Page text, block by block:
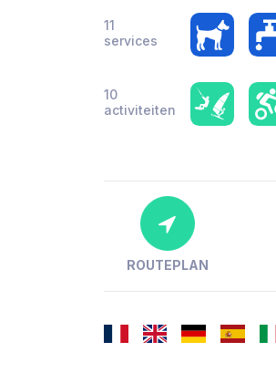
11
services
10
activiteiten
ROUTEPLAN